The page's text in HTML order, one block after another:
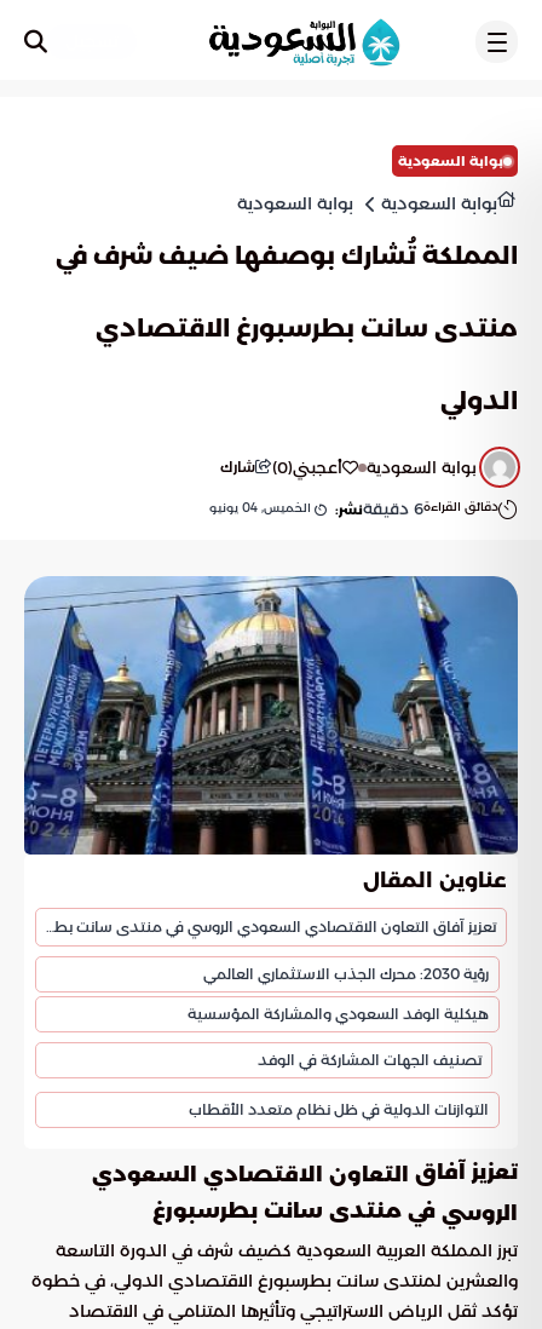
بوابة السعودية
بوابة السعودية بوابة السعودية
المملكة تُشارك بوصفها ضيف شرف في
منتدى سانت بطرسبورغ الاقتصادي
الدولي
بوابة السعودية أعجبني(
0
) شارك
دقائق القراءة6 دقيقةنشر: الخميس, 04 يونيو
عناوين المقال
تعزيز آفاق التعاون الاقتصادي السعودي الروسي في منتدى سانت بطرسبورغ
رؤية 2030: محرك الجذب الاستثماري العالمي
هيكلية الوفد السعودي والمشاركة المؤسسية
تصنيف الجهات المشاركة في الوفد
التوازنات الدولية في ظل نظام متعدد الأقطاب
تعزيز آفاق
التعاون الاقتصادي السعودي
الروسي في منتدى سانت بطرسبورغ
تبرز المملكة العربية السعودية كضيف شرف في الدورة التاسعة
والعشرين لمنتدى سانت بطرسبورغ الاقتصادي الدولي، في خطوة
تؤكد ثقل الرياض الاستراتيجي وتأثيرها المتنامي في الاقتصاد